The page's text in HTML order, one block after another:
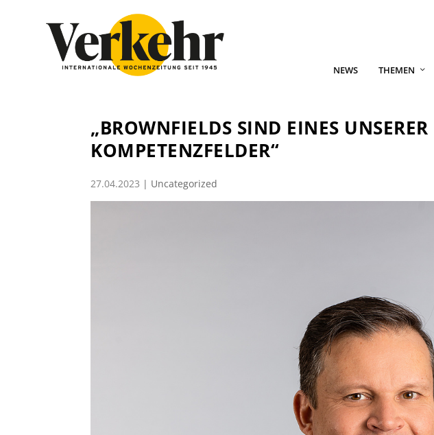
NEWS THEMEN
„BROWNFIELDS SIND EINES UNSERER
KOMPETENZFELDER“
27.04.2023 | Uncategorized